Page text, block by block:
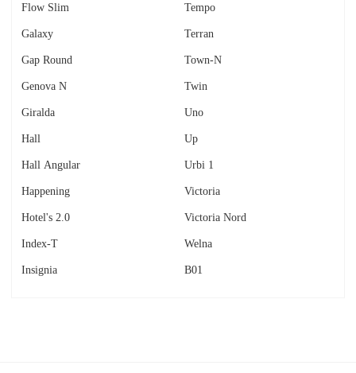
Flow Slim
Galaxy
Gap Round
Genova N
Giralda
Hall
Hall Angular
Happening
Hotel's 2.0
Index-T
Insignia
Tempo
Terran
Town-N
Twin
Uno
Up
Urbi 1
Victoria
Victoria Nord
Welna
В01